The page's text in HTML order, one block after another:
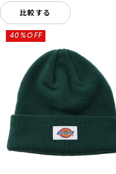
比較する
40%OFF